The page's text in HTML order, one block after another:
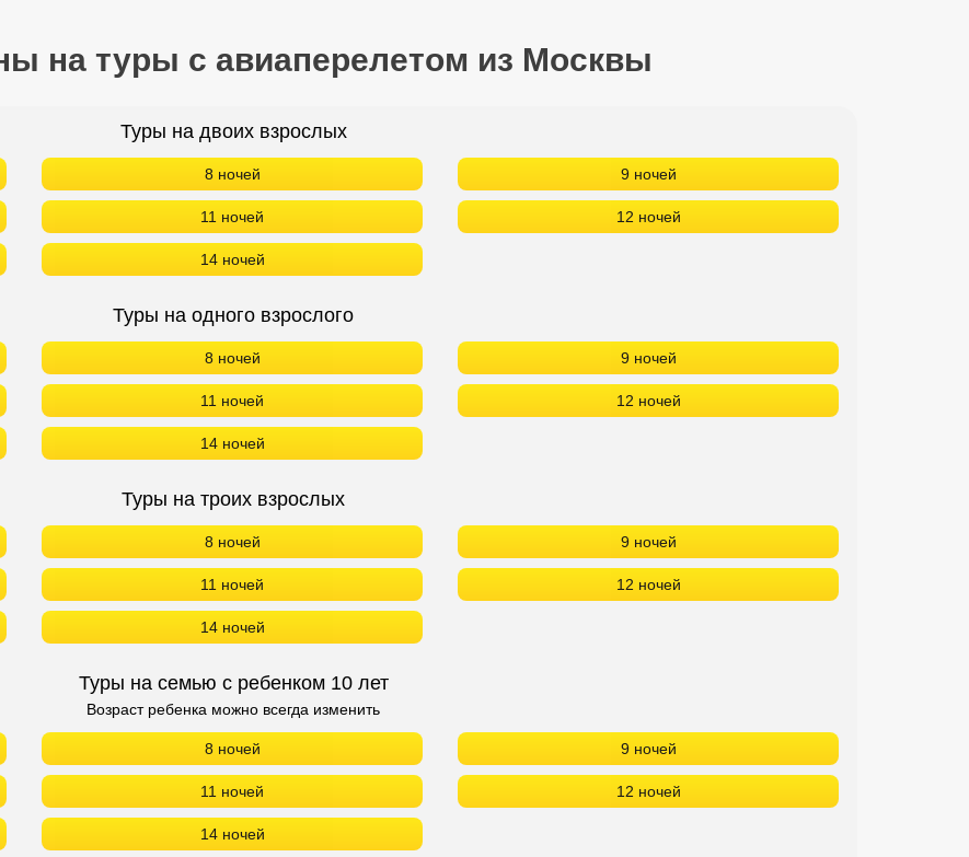
на туры с авиаперелетом из Москвы
Туры на двоих взрослых
8 ночей 9 ночей
11 ночей 12 ночей
14 ночей
Туры на одного взрослого
8 ночей 9 ночей
11 ночей 12 ночей
14 ночей
Туры на троих взрослых
8 ночей 9 ночей
11 ночей 12 ночей
14 ночей
Туры на семью с ребенком 10 лет
Возраст ребенка можно всегда изменить
8 ночей 9 ночей
11 ночей 12 ночей
14 ночей